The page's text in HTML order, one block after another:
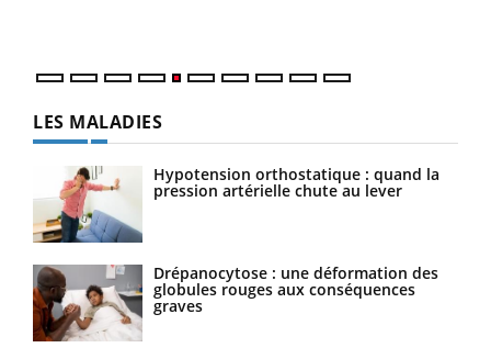
LES MALADIES
Hypotension orthostatique : quand la
pression artérielle chute au lever
Drépanocytose : une déformation des
globules rouges aux conséquences
graves